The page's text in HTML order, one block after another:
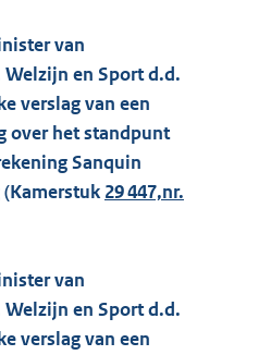
van
en Sport d.d.
verslag van een
over het standpunt
Sanquin
29 447,nr.
van
en Sport d.d.
verslag van een